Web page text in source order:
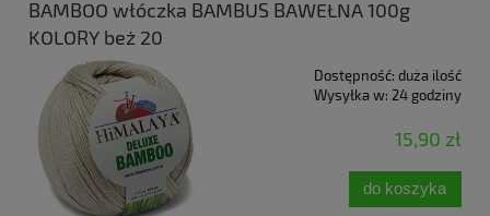
BAMBOO włóczka BAMBUS BAWEŁNA 100g
KOLORY beż 20
Dostępność: duża ilość
Wysyłka w: 24 godziny
15,90 zł
do koszyka